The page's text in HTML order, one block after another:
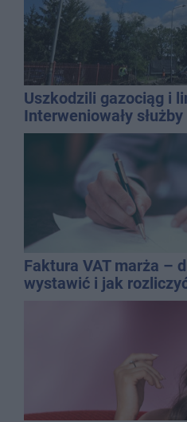
Uszkodzili gazociąg i
Interweniowały służby
Faktura VAT marża –
wystawić i jak